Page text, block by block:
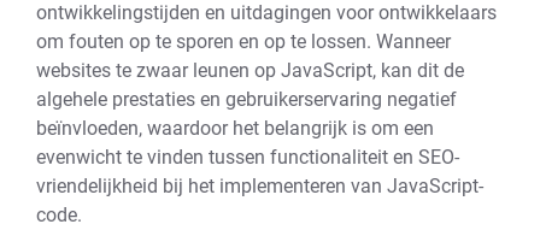
ontwikkelingstijden en uitdagingen voor ontwikkelaars
om fouten op te sporen en op te lossen. Wanneer
websites te zwaar leunen op JavaScript, kan dit de
algehele prestaties en gebruikerservaring negatief
beïnvloeden, waardoor het belangrijk is om een
evenwicht te vinden tussen functionaliteit en SEO-
vriendelijkheid bij het implementeren van JavaScript-
code.